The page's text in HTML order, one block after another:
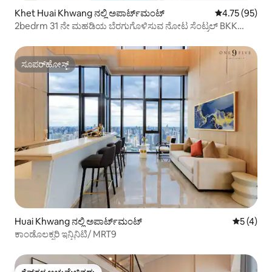
Khet Huai Khwang ನಲ್ಲಿ ಅಪಾರ್ಟ್‌ಮಂಟ್ 5 ರಲ್ಲಿ 4.75
4.75 (95)
2bedrm 31 ನೇ ಮಹಡಿಯ ಬೆರಗುಗೊಳಿಸುವ ನೋಟ ಸೆಂಟ್ರಲ್ BKK
ಸೂಪರ್‌ಹೋಸ್ಟ್
ಸೂಪರ್‌ಹೋಸ್ಟ್
Huai Khwang ನಲ್ಲಿ ಅಪಾರ್ಟ್‌ಮಂಟ್ 5 ರಲ್ಲಿ 5
5 (4)
ಕಾಂಡೊಲಕ್ಸರಿ ಇನ್ಫಿನಿಟಿ/ MRT9